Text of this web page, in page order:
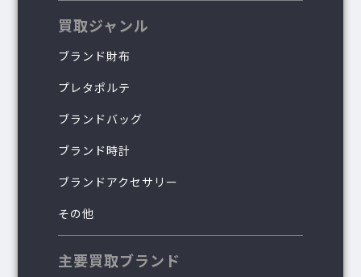
買取ジャンル
ブランド財布
プレタポルテ
ブランドバッグ
ブランド時計
ブランドアクセサリー
その他
主要買取ブランド